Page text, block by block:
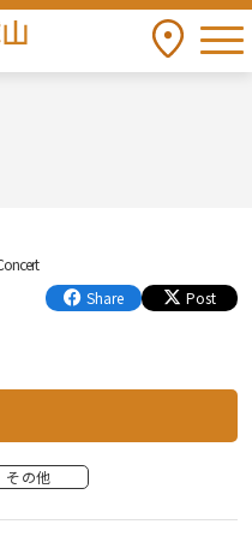
Hall Shiroyama
アクセス
Share
Post
その他